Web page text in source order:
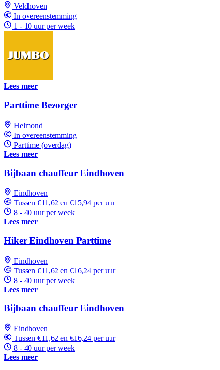
Veldhoven
In overeenstemming
1 - 10 uur per week
Lees meer
Parttime Bezorger
Helmond
In overeenstemming
Parttime (overdag)
Lees meer
Bijbaan chauffeur Eindhoven
Eindhoven
Tussen €11,62 en €15,94 per uur
8 - 40 uur per week
Lees meer
Hiker Eindhoven Parttime
Eindhoven
Tussen €11,62 en €16,24 per uur
8 - 40 uur per week
Lees meer
Bijbaan chauffeur Eindhoven
Eindhoven
Tussen €11,62 en €16,24 per uur
8 - 40 uur per week
Lees meer